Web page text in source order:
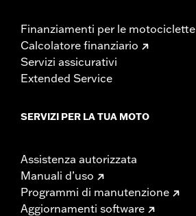
Finanziamenti per le motociclette
Calcolatore finanziario
Servizi assicurativi
Extended Service
SERVIZI PER LA TUA MOTO
Assistenza autorizzata
Manuali d’uso
Programmi di manutenzione
Aggiornamenti software